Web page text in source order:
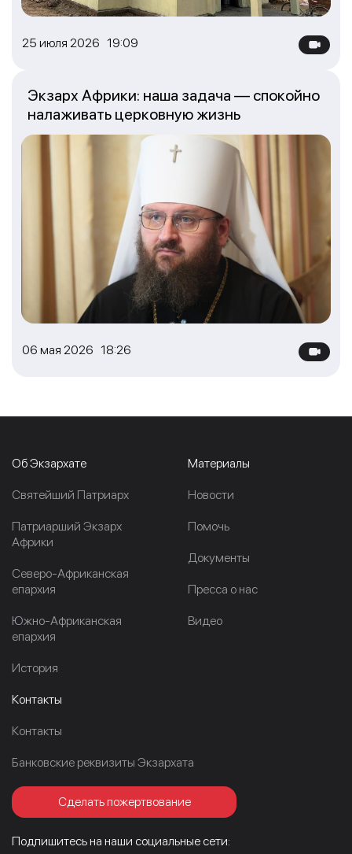
25 июля 2026 19:09
06 мая 2026 18:26
Экзарх Африки: наша задача — спокойно
налаживать церковную жизнь
Об Экзархате
Cвятейший Патриарх
Патриарший Экзарх
Африки
Северо-Африканская
епархия
Южно-Африканская
епархия
История
Материалы
Новости
Помочь
Документы
Пресса о нас
Видео
Контакты
Контакты
Банковские реквизиты Экзархата
Сделать пожертвование
Подпишитесь на наши социальные сети: